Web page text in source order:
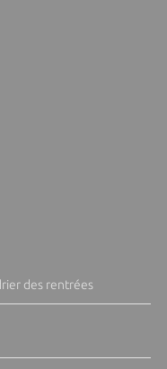
des rentrées